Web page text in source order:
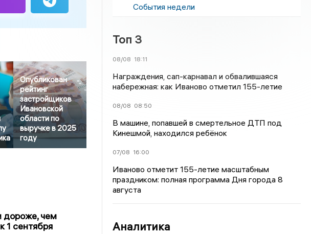
Опубликован
рейтинг
застройщиков
Ивановской
области по
выручке в 2025
году
дороже, чем
1 сентября
События недели
Топ 3
08/08 18:11
Награждения, сап-карнавал и обвалившаяся
набережная: как Иваново отметил 155-летие
08/08 08:50
В машине, попавшей в смертельное ДТП под
Кинешмой, находился ребёнок
07/08 16:00
Иваново отметит 155-летие масштабным
праздником: полная программа Дня города 8
августа
Аналитика